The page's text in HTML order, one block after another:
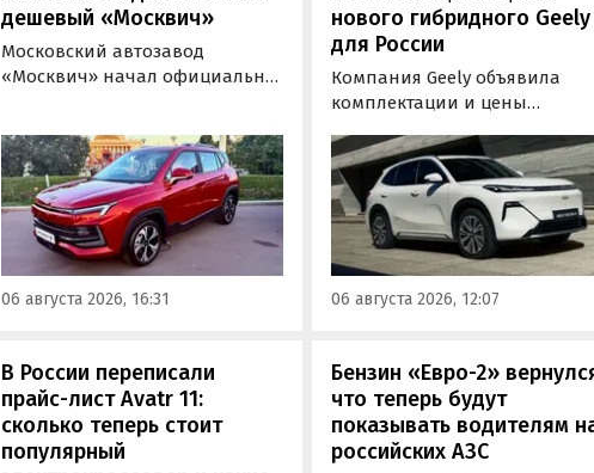
дешевый «Москвич»
Московский автозавод
«Москвич» начал официально
прямой выгодой в размере 360
тыс. рублей. Получить такую
скидку можно при покупке
нового автомобиля 2025 или
2026 года выпуска в период с 4
по 31 августа, сообщили в
пресс-службе компании.
06 августа 2026, 16:31
нового гибридного Geely
для России
Компания Geely объявила
комплектации и цены
новой версии EM-R с
установкой
типа. Автомобиль оснащен
инновационной системой
названием Electric Motor
Extended Range (EM-R) и
заряжаться от 30 до 80%
06 августа 2026, 12:07
В России переписали
прайс-лист Avatr 11:
сколько теперь стоит
популярный
Бензин «Евро-2»
что теперь будут
показывать водителям
российских АЗС